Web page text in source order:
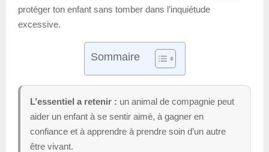
protéger ton enfant sans tomber dans l’inquiétude
excessive.
Sommaire
L’essentiel a retenir : un animal de compagnie peut
aider un enfant à se sentir aimé, à gagner en
confiance et à apprendre à prendre soin d’un autre
être vivant.